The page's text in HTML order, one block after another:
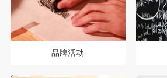
品牌活动